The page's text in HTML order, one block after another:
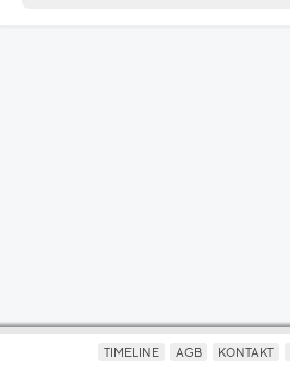
TIMELINE AGB KONTAKT